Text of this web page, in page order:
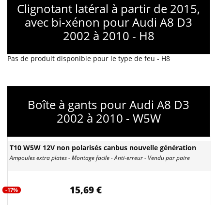
Clignotant latéral à partir de 2015,
avec bi-xénon pour Audi A8 D3
2002 à 2010 - H8
Pas de produit disponible pour le type de feu - H8
Boîte à gants pour Audi A8 D3
2002 à 2010 - W5W
T10 W5W 12V non polarisés canbus nouvelle génération
Ampoules extra plates - Montage facile - Anti-erreur - Vendu par paire
-17% 15,69 €